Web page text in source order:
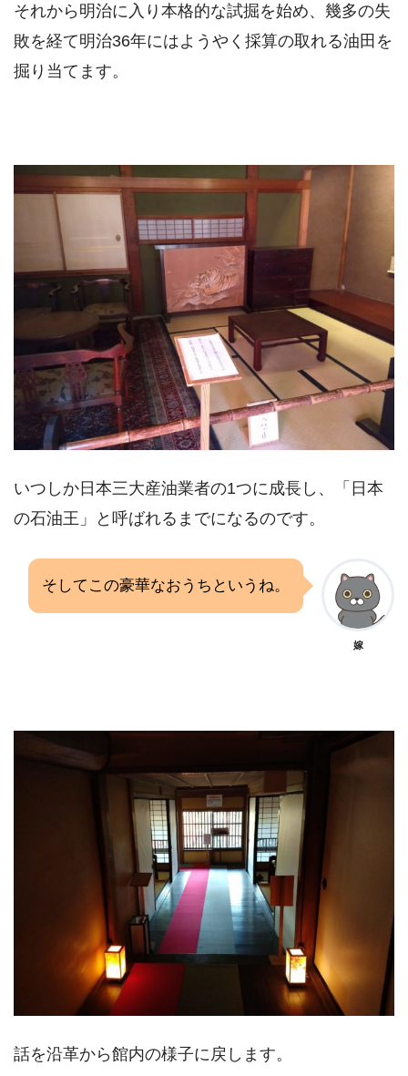
それから明治に入り本格的な試掘を始め、幾多の失
敗を経て明治36年にはようやく採算の取れる油田を
掘り当てます。
いつしか日本三大産油業者の1つに成長し、「日本
の石油王」と呼ばれるまでになるのです。
そしてこの豪華なおうちというね。
嫁
話を沿革から館内の様子に戻します。